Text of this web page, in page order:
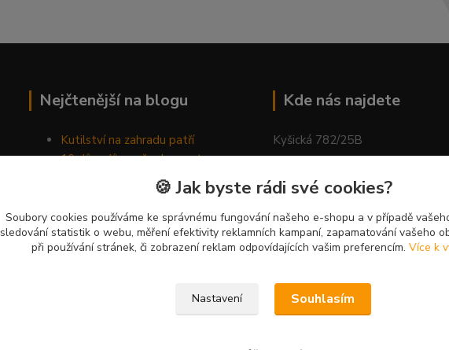
Nejčtenější na blogu
Kutilství na zahradu patří
10 důvodů, proč relaxovat
chozením do přírody
Jak správně pěstovat tulipány
Náhodně generovaný článek
Kde nás najdete
Kyšická 782/25B
🍪 Jak byste rádi své cookies?
Soubory cookies používáme ke správnému fungování našeho e-shopu a v případě
sledování statistik o webu, měření efektivity reklamních kampaní, zapamatování vašeho
při používání stránek, či zobrazení reklam odpovídajících vašim preferencím. Více k
Nastavení Souhlasím